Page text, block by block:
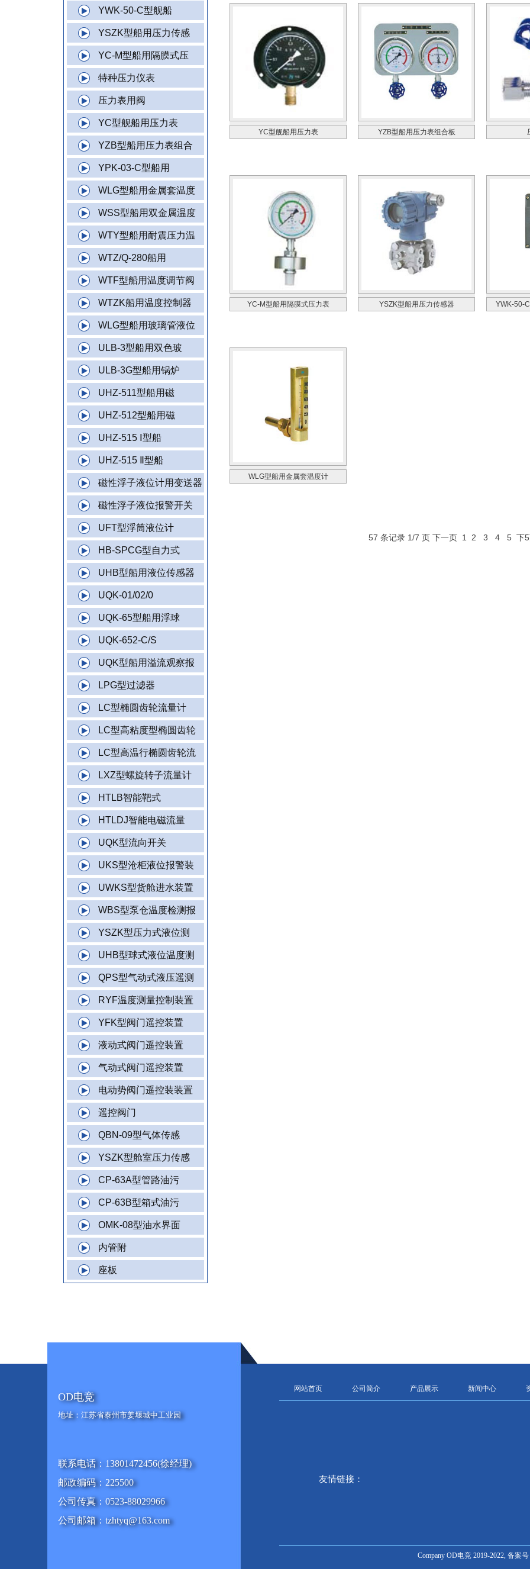
YWK-50-C型舰船
YSZK型船用压力传感
YC-M型船用隔膜式压
特种压力仪表
压力表用阀
YC型舰船用压力表
YZB型船用压力表组合
YPK-03-C型船用
WLG型船用金属套温度
WSS型船用双金属温度
WTY型船用耐震压力温
WTZ/Q-280船用
WTF型船用温度调节阀
WTZK船用温度控制器
WLG型船用玻璃管液位
ULB-3型船用双色玻
ULB-3G型船用锅炉
UHZ-511型船用磁
UHZ-512型船用磁
UHZ-515 Ⅰ型船
UHZ-515 Ⅱ型船
磁性浮子液位计用变送器
磁性浮子液位报警开关
UFT型浮筒液位计
HB-SPCG型自力式
UHB型船用液位传感器
UQK-01/02/0
UQK-65型船用浮球
UQK-652-C/S
UQK型船用溢流观察报
LPG型过滤器
LC型椭圆齿轮流量计
LC型高粘度型椭圆齿轮
LC型高温行椭圆齿轮流
LXZ型螺旋转子流量计
HTLB智能靶式
HTLDJ智能电磁流量
UQK型流向开关
UKS型沧柜液位报警装
UWKS型货舱进水装置
WBS型泵仓温度检测报
YSZK型压力式液位测
UHB型球式液位温度测
QPS型气动式液压遥测
RYF温度测量控制装置
YFK型阀门遥控装置
液动式阀门遥控装置
气动式阀门遥控装置
电动势阀门遥控装装置
遥控阀门
QBN-09型气体传感
YSZK型舱室压力传感
CP-63A型管路油污
CP-63B型箱式油污
OMK-08型油水界面
内管附
座板
YC型舰船用压力表 YZB型船用压力表组合板
YC-M型船用隔膜式压力表 YSZK型船用压力传感器 YWK-50-
WLG型船用金属套温度计
57 条记录 1/7 页 下一页 1 2 3 4 5 下
OD电竞
地址：江苏省泰州市姜堰城中工业园
联系电话：13801472456(徐经理)
邮政编码：225500
公司传真：0523-88029966
公司邮箱：tzhtyq@163.com
网站首页 公司简介 产品展示 新闻中心
友情链接：
Company OD电竞 2019-2022, 备案号